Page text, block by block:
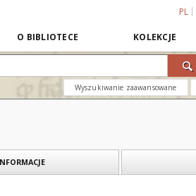
PL
O BIBLIOTECE KOLEKCJE
Wyszukiwanie zaawansowane